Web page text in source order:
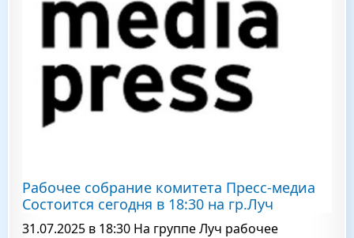
Рабочее собрание комитета Пресс-медиа
Состоится сегодня в 18:30 на гр.Луч
31.07.2025 в 18:30 На группе Луч рабочее